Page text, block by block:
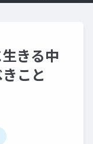
きる中
こと